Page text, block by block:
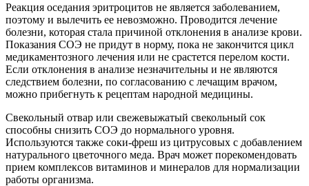
Реакция оседания эритроцитов не является заболеванием,
поэтому и вылечить ее невозможно. Проводится лечение
болезни, которая стала причиной отклонения в анализе крови.
Показания СОЭ не придут в норму, пока не закончится цикл
медикаментозного лечения или не срастется перелом кости.
Если отклонения в анализе незначительны и не являются
следствием болезни, по согласованию с лечащим врачом,
можно прибегнуть к рецептам народной медицины.
Свекольный отвар или свежевыжатый свекольный сок
способны снизить СОЭ до нормального уровня.
Используются также соки-фреш из цитрусовых с добавлением
натурального цветочного меда. Врач может порекомендовать
прием комплексов витаминов и минералов для нормализации
работы организма.